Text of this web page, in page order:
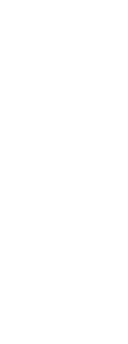
arra,
jogos a